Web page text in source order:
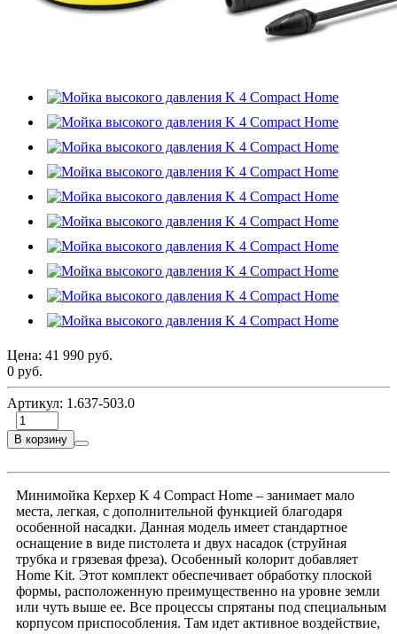
Цена: 41 990 руб.
0 руб.
Артикул: 1.637-503.0
В корзину
Минимойка Керхер K 4 Compact Home – занимает мало
места, легкая, с дополнительной функцией благодаря
особенной насадки. Данная модель имеет стандартное
оснащение в виде пистолета и двух насадок (струйная
трубка и грязевая фреза). Особенный колорит добавляет
Home Kit. Этот комплект обеспечивает обработку плоской
формы, расположенную преимущественно на уровне земли
или чуть выше ее. Все процессы спрятаны под специальным
корпусом приспособления. Там идет активное воздействие,